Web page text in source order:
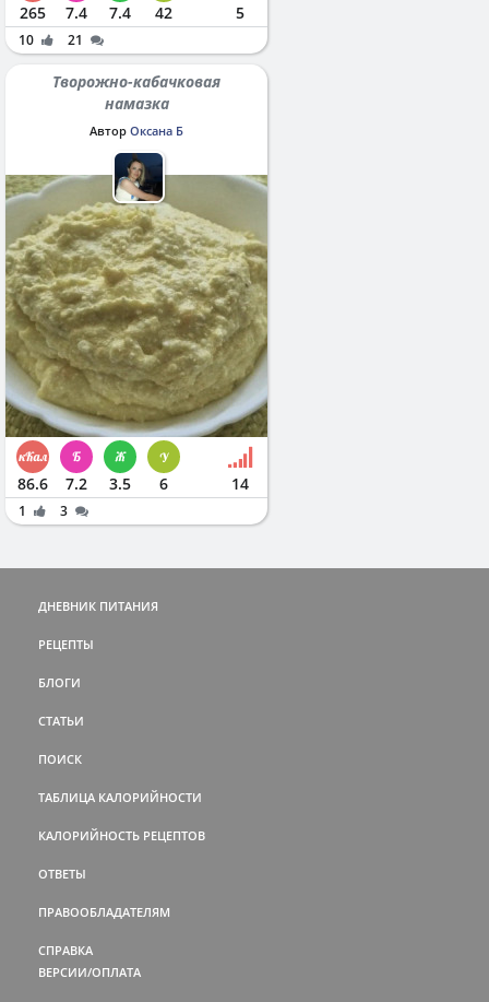
265 7.4 7.4 42 5
10 21
Творожно-кабачковая
намазка
Автор Оксана Б
86.6 7.2 3.5 6 14
1 3
ДНЕВНИК ПИТАНИЯ
РЕЦЕПТЫ
БЛОГИ
СТАТЬИ
ПОИСК
ТАБЛИЦА КАЛОРИЙНОСТИ
КАЛОРИЙНОСТЬ РЕЦЕПТОВ
ОТВЕТЫ
ПРАВООБЛАДАТЕЛЯМ
СПРАВКА
ВЕРСИИ/ОПЛАТА